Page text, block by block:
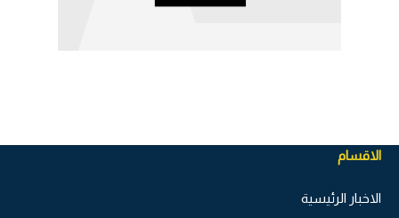
الاقسام
الاخبار الرئيسية